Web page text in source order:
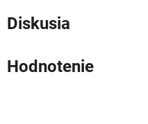
Diskusia
Hodnotenie